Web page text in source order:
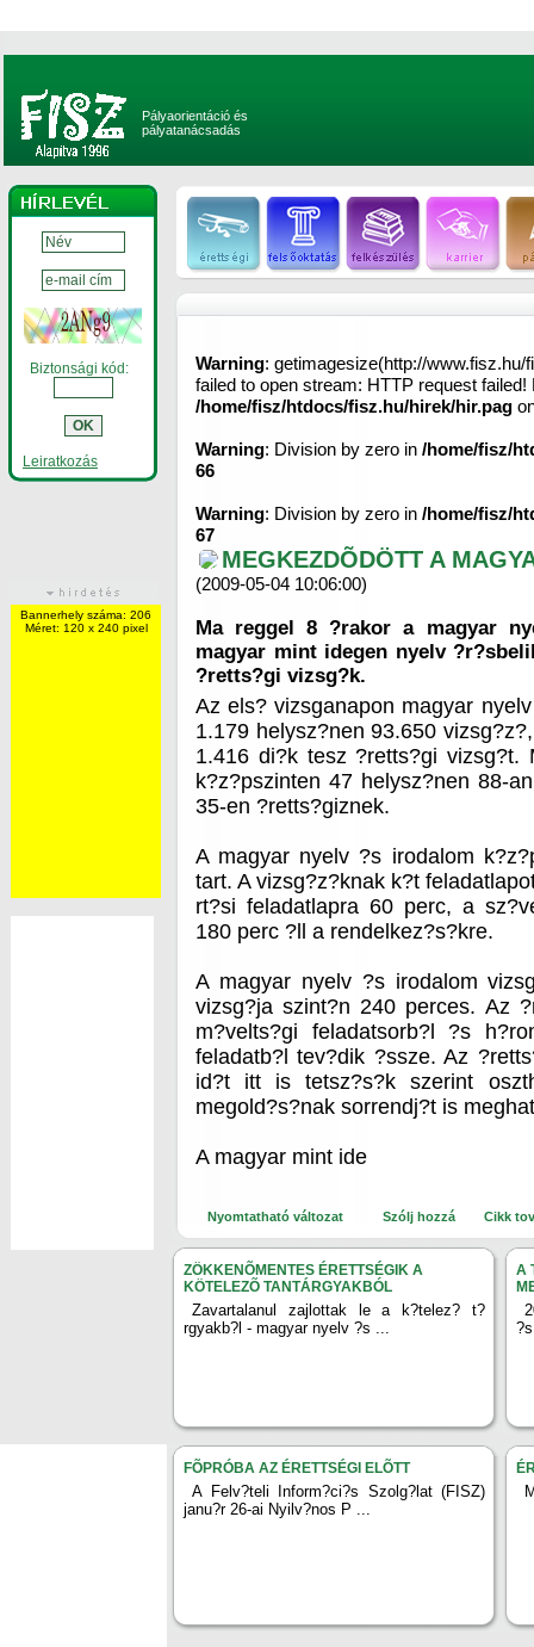
Pályaorientáció és
pályatanácsadás
Biztonsági kód:
Leiratkozás
Bannerhely száma: 206
Méret: 120 x 240 pixel
Warning: getimagesize(http://
failed to open stream: HTTP request
/home/fisz/htdocs/fisz.hu/hirek/hir.pag
Warning: Division by zero in /home/fisz/
66
Warning: Division by zero in /home/fisz/
67
MEGKEZDÕDÖTT A
(2009-05-04 10:06:00)
Ma reggel 8 ?rakor a magyar
magyar mint idegen nyelv
?retts?gi vizsg?k.
Az els? vizsganapon magyar
1.179 helysz?nen 93.650
1.416 di?k tesz ?retts?gi vizsg?t.
k?z?pszinten 47 helysz?nen 88-
35-en ?retts?giznek.
A magyar nyelv ?s irodalom
tart. A vizsg?z?knak k?t
rt?si feladatlapra 60 perc, a
180 perc ?ll a rendelkez?s?kre.
A magyar nyelv ?s irodalom
vizsg?ja szint?n 240 perces. Az
m?velts?gi feladatsorb?l ?s
feladatb?l tev?dik ?ssze. Az
id?t itt is tetsz?s?k szerint
megold?s?nak sorrendj?t is
A magyar mint ide
Nyomtatható változat Szólj hozzá Cikk
ZÖKKENÕMENTES ÉRETTSÉGIK A
KÖTELEZÕ TANTÁRGYAKBÓL
Zavartalanul zajlottak le a k?telez? t?
rgyakb?l - magyar nyelv ?s ...
A
FÕPRÓBA AZ ÉRETTSÉGI ELÕTT
A Felv?teli Inform?ci?s Szolg?lat (FISZ)
janu?r 26-ai Nyilv?nos P ...